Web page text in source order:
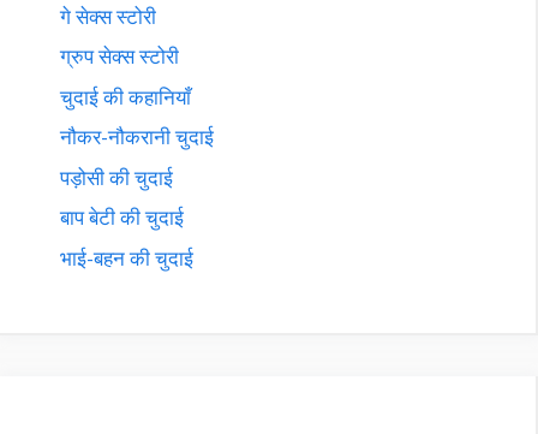
गे सेक्स स्टोरी
ग्रुप सेक्स स्टोरी
चुदाई की कहानियाँ
नौकर-नौकरानी चुदाई
पड़ोसी की चुदाई
बाप बेटी की चुदाई
भाई-बहन की चुदाई